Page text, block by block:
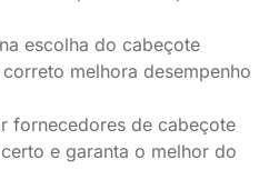
escolha do cabeçote
melhora desempenho
fornecedores de cabeçote
e garanta o melhor do